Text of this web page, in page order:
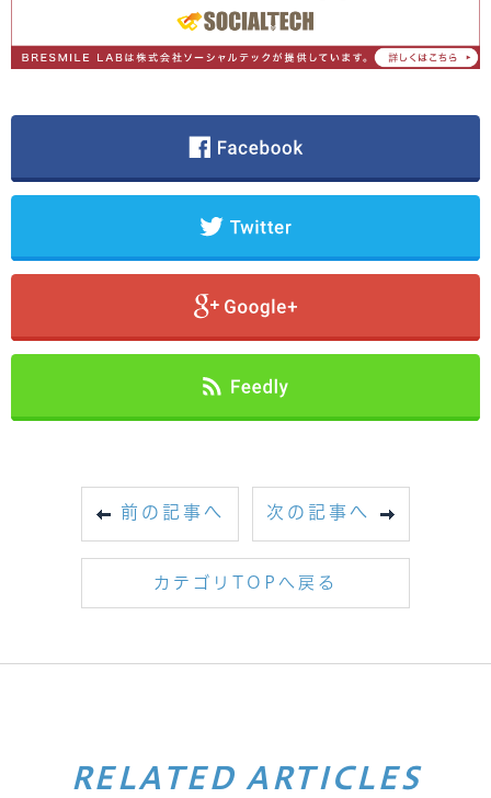
前の記事へ 次の記事へ
カテゴリTOPへ戻る
RELATED ARTICLES